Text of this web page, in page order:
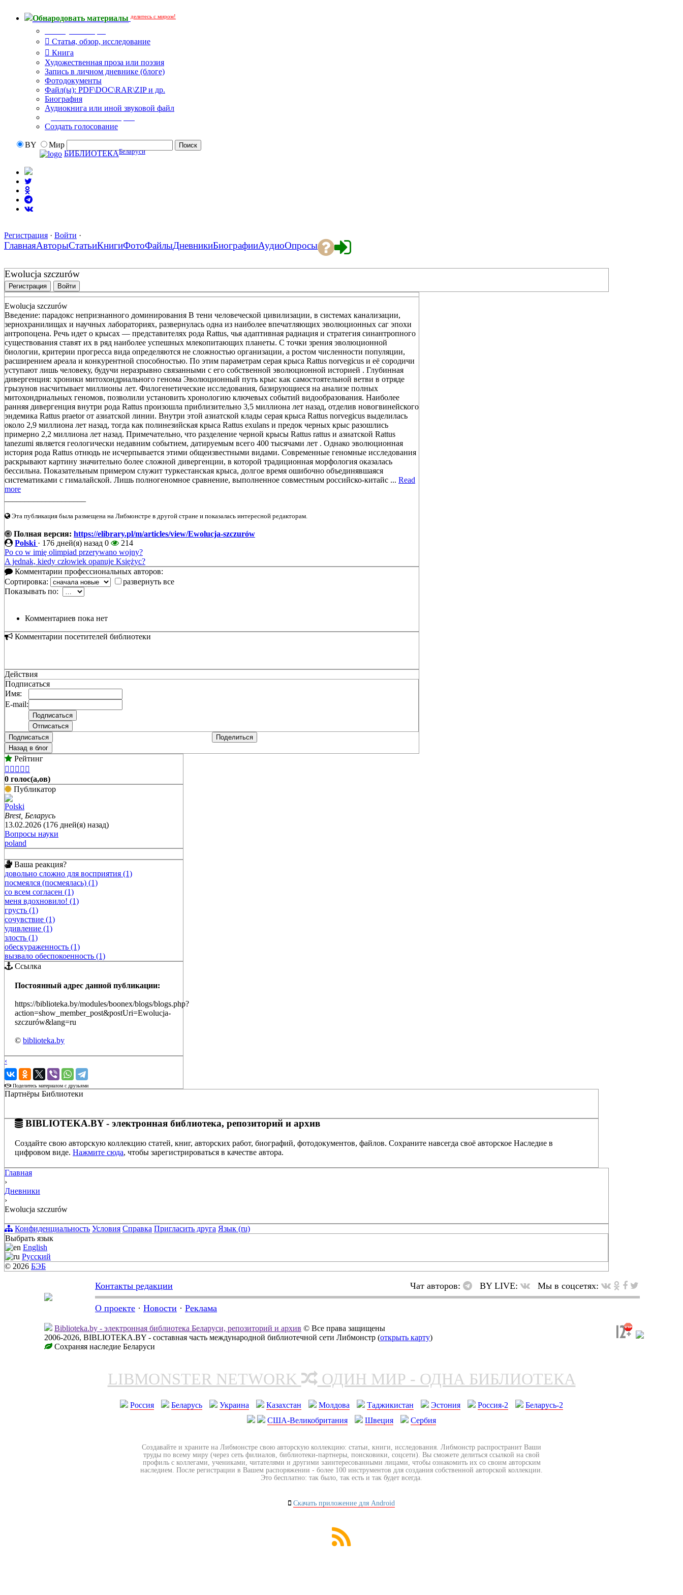
Обнародовать материалы делитесь с миром!
Статья, обзор, исследование
Книга
Художественная проза или поэзия
Запись в личном дневнике (блоге)
Фотодокументы
Файл(ы): PDF\DOC\RAR\ZIP и др.
Биография
Аудиокнига или иной звуковой файл
Создать голосование
BY
Мир
БИБЛИОТЕКАБеларуси
Регистрация · Войти ·
ГлавнаяАвторыСтатьиКнигиФотоФайлыДневникиБиографииАудиоОпросы
Ewolucja szczurów
Регистрация Войти
Ewolucja szczurów
Введение: парадокс непризнанного доминирования В тени человеческой цивилизации, в системах канализации,
зернохранилищах и научных лабораториях, развернулась одна из наиболее впечатляющих эволюционных саг эпохи
антропоцена. Речь идет о крысах — представителях рода Rattus, чья адаптивная радиация и стратегия синантропного
существования ставят их в ряд наиболее успешных млекопитающих планеты. С точки зрения эволюционной
биологии, критерии прогресса вида определяются не сложностью организации, а ростом численности популяции,
расширением ареала и конкурентной способностью. По этим параметрам серая крыса Rattus norvegicus и её сородичи
уступают лишь человеку, будучи неразрывно связанными с его собственной эволюционной историей . Глубинная
дивергенция: хроники митохондриального генома Эволюционный путь крыс как самостоятельной ветви в отряде
грызунов насчитывает миллионы лет. Филогенетические исследования, базирующиеся на анализе полных
митохондриальных геномов, позволили установить хронологию ключевых событий видообразования. Наиболее
ранняя дивергенция внутри рода Rattus произошла приблизительно 3,5 миллиона лет назад, отделив новогвинейского
эндемика Rattus praetor от азиатской линии. Внутри этой азиатской клады серая крыса Rattus norvegicus выделилась
около 2,9 миллиона лет назад, тогда как полинезийская крыса Rattus exulans и предок черных крыс разошлись
примерно 2,2 миллиона лет назад. Примечательно, что разделение черной крысы Rattus rattus и азиатской Rattus
tanezumi является геологически недавним событием, датируемым всего 400 тысячами лет . Однако эволюционная
история рода Rattus отнюдь не исчерпывается этими общеизвестными видами. Современные геномные исследования
раскрывают картину значительно более сложной дивергенции, в которой традиционная морфология оказалась
бессильна. Показательным примером служит туркестанская крыса, долгое время ошибочно объединявшаяся
систематиками с гималайской. Лишь полногеномное сравнение, выполненное совместным российско-китайс ... Read
more
Эта публикация была размещена на Либмонстре в другой стране и показалась интересной редакторам.
Полная версия: https://elibrary.pl/m/articles/view/Ewolucja-szczurów
Polski · 176 дней(я) назад 0
214
Po co w imię olimpiad przerywano wojny?
A jednak, kiedy człowiek opanuje Księżyc?
Комментарии профессиональных авторов:
Сортировка:
развернуть все
Показывать по:
Комментариев пока нет
Комментарии посетителей библиотеки
Действия
Подписаться
Имя:
E-mail:
Подписаться
Поделиться
Назад в блог
Рейтинг
    
0 голос(а,ов)
Публикатор
Polski
Brest, Беларусь
13.02.2026 (176 дней(я) назад)
Вопросы науки
poland
Ваша реакция?
довольно сложно для восприятия (1)
посмеялся (посмеялась) (1)
со всем согласен (1)
меня вдохновило! (1)
грусть (1)
сочувствие (1)
удивление (1)
злость (1)
обескураженность (1)
вызвало обеспокоенность (1)
Ссылка
Постоянный адрес данной публикации:
https://biblioteka.by/modules/boonex/blogs/blogs.php?
action=show_member_post&postUri=Ewolucja-
szczurów&lang=ru
© biblioteka.by
‹
›
Поделитесь материалом с друзьями
Партнёры Библиотеки
BIBLIOTEKA.BY - электронная библиотека, репозиторий и архив
Создайте свою авторскую коллекцию статей, книг, авторских работ, биографий, фотодокументов, файлов. Сохраните навсегда своё авторское Наследие в
цифровом виде. Нажмите сюда, чтобы зарегистрироваться в качестве автора.
Главная
›
Дневники
›
Ewolucja szczurów
Конфиденциальность Условия Справка Пригласить друга Язык (ru)
Выбрать язык
English
Русский
© 2026 БЭБ
Контакты редакции Чат авторов: BY LIVE: Мы в соцсетях:
О проекте · Новости · Реклама
Biblioteka.by - электронная библиотека Беларуси, репозиторий и архив © Все права защищены
2006-2026, BIBLIOTEKA.BY - составная часть международной библиотечной сети Либмонстр (открыть карту)
Сохраняя наследие Беларуси
LIBMONSTER NETWORK ОДИН МИР - ОДНА БИБЛИОТЕКА
Россия Беларусь Украина Казахстан Молдова Таджикистан Эстония Россия-2
Беларусь-2
США-Великобритания
Швеция Сербия
Создавайте и храните на Либмонстре свою авторскую коллекцию: статьи, книги, исследования. Либмонстр распространит Ваши
труды по всему миру (через сеть филиалов, библиотеки-партнеры, поисковики, соцсети). Вы сможете делиться ссылкой на свой
профиль с коллегами, учениками, читателями и другими заинтересованными лицами, чтобы ознакомить их со своим авторским
наследием. После регистрации в Вашем распоряжении - более 100 инструментов для создания собственной авторской коллекции.
Это бесплатно: так было, так есть и так будет всегда.
Скачать приложение для Android